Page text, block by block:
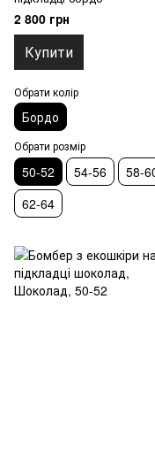
2 800 грн
Купити
Обрати колір
Бордо
Обрати розмір
50-52 54-56
58-
62-64